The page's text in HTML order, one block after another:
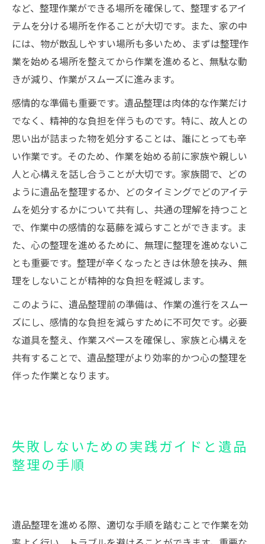
など、整理作業ができる場所を確保して、整理するアイ
テムを分ける場所を作ることが大切です。また、家の中
には、物が散乱しやすい場所も多いため、まずは整理作
業を始める場所を整えてから作業を進めると、無駄な動
きが減り、作業がスムーズに進みます。
感情的な準備も重要です。遺品整理は肉体的な作業だけ
でなく、精神的な負担を伴うものです。特に、故人との
思い出が詰まった物を処分することは、誰にとっても辛
い作業です。そのため、作業を始める前に家族や親しい
人と心構えを話し合うことが大切です。家族間で、どの
ように遺品を整理するか、どのタイミングでどのアイテ
ムを処分するかについて共有し、共通の理解を持つこと
で、作業中の感情的な葛藤を減らすことができます。ま
た、心の整理を進めるために、無理に整理を進めないこ
とも重要です。整理が辛くなったときは休憩を挟み、無
理をしないことが精神的な負担を軽減します。
このように、遺品整理前の準備は、作業の進行をスムー
ズにし、感情的な負担を減らすために不可欠です。必要
な道具を整え、作業スペースを確保し、家族と心構えを
共有することで、遺品整理がより効率的かつ心の整理を
伴った作業となります。
失敗しないための実践ガイドと遺品
整理の手順
遺品整理を進める際、適切な手順を踏むことで作業を効